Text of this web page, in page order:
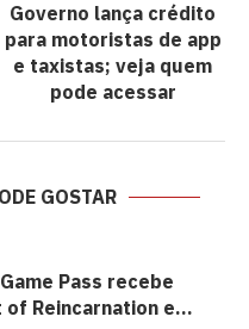
Governo lança crédito
para motoristas de app
e taxistas; veja quem
pode acessar
GOSTAR
Pass recebe
of Reincarnation e...